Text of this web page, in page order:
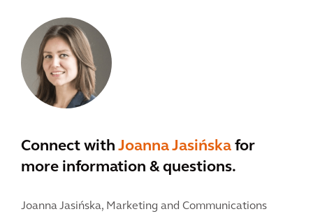
Connect with Joanna Jasińska for
more information & questions.
Joanna Jasińska, Marketing and Communications